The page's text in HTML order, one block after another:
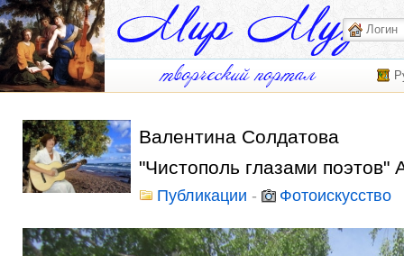
Валентина Солдатова
"Чистополь глазами
Публикации - Фотоискусство